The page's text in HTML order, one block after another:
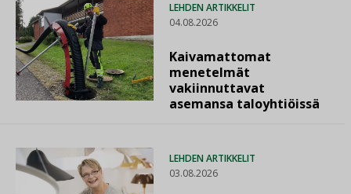
LEHDEN ARTIKKELIT
04.08.2026
Kaivamattomat
menetelmät
vakiinnuttavat
asemansa taloyhtiöissä
LEHDEN ARTIKKELIT
03.08.2026